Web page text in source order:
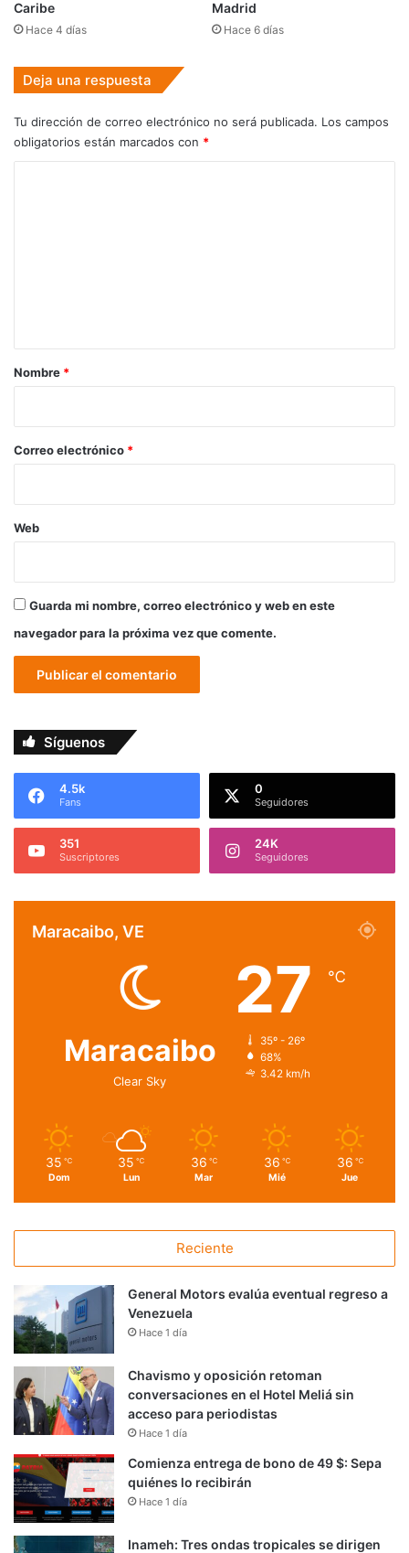
Caribe
Hace 4 días
Madrid
Hace 6 días
Deja una respuesta
Tu dirección de correo electrónico no será publicada. Los campos
obligatorios están marcados con *
r
*
Nombre *
Correo electrónico *
Web
Guarda mi nombre, correo electrónico y web en este
navegador para la próxima vez que comente.
Síguenos
4.5k
Fans
0
Seguidores
351
Suscriptores
24K
Seguidores
Maracaibo, VE
Maracaibo
Clear Sky
27 ℃
35º - 26º
68%
3.42 km/h
35 ℃
Dom
35 ℃
Lun
36 ℃
Mar
36 ℃
Mié
36 ℃
Jue
Reciente
General Motors evalúa eventual regreso a
Venezuela
Hace 1 día
Chavismo y oposición retoman
conversaciones en el Hotel Meliá sin
acceso para periodistas
Hace 1 día
Comienza entrega de bono de 49 $: Sepa
quiénes lo recibirán
Hace 1 día
Inameh: Tres ondas tropicales se dirigen